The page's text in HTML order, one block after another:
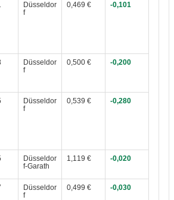
Düsseldor
f
0,469 € -0,101
Düsseldor
f
0,500 € -0,200
Düsseldor
f
0,539 € -0,280
Düsseldor
f-Garath
1,119 € -0,020
Düsseldor
f
0,499 € -0,030